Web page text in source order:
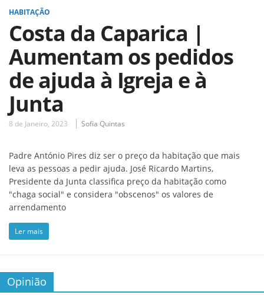
HABITAÇÃO
Costa da Caparica |
Aumentam os pedidos
de ajuda à Igreja e à
Junta
8 de Janeiro, 2023 Sofia Quintas
Padre António Pires diz ser o preço da habitação que mais
leva as pessoas a pedir ajuda. José Ricardo Martins,
Presidente da Junta classifica preço da habitação como
"chaga social" e considera "obscenos" os valores de
arrendamento
Ler mais
Opinião